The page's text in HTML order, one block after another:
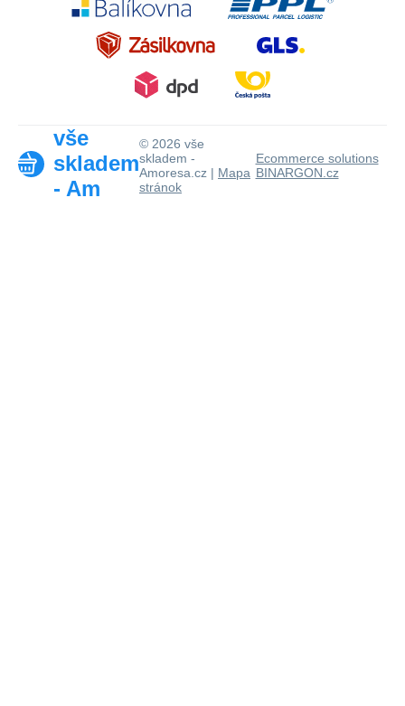
vše
skladem
- Am
© 2026 vše
skladem -
Amoresa.cz | Mapa
stránok
Ecommerce solutions
BINARGON.cz